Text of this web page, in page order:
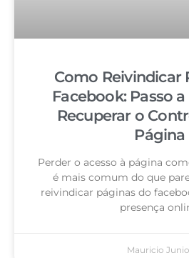
Como Reivindicar
Facebook: Passo
Recuperar o
Página
Perder o acesso à página
é mais comum do que
reivindicar páginas do
presença
Mauricio